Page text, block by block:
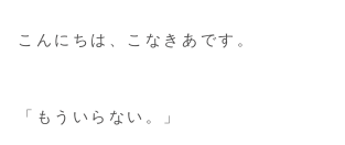
こんにちは、こなきあです。
「もういらない。」